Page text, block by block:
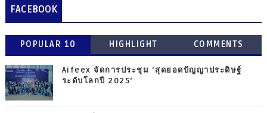
FACEBOOK
POPULAR 10 HIGHLIGHT COMMENTS
Aifeex จัดการประชุม ‘สุดยอดปัญญาประดิษฐ์
ระดับโลกปี 2025‘